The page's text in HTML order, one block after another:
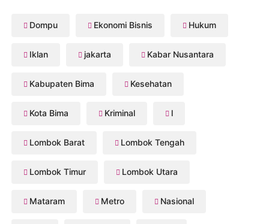
Dompu Ekonomi Bisnis Hukum
Iklan jakarta Kabar Nusantara
Kabupaten Bima Kesehatan
Kota Bima Kriminal l
Lombok Barat Lombok Tengah
Lombok Timur Lombok Utara
Mataram Metro Nasional